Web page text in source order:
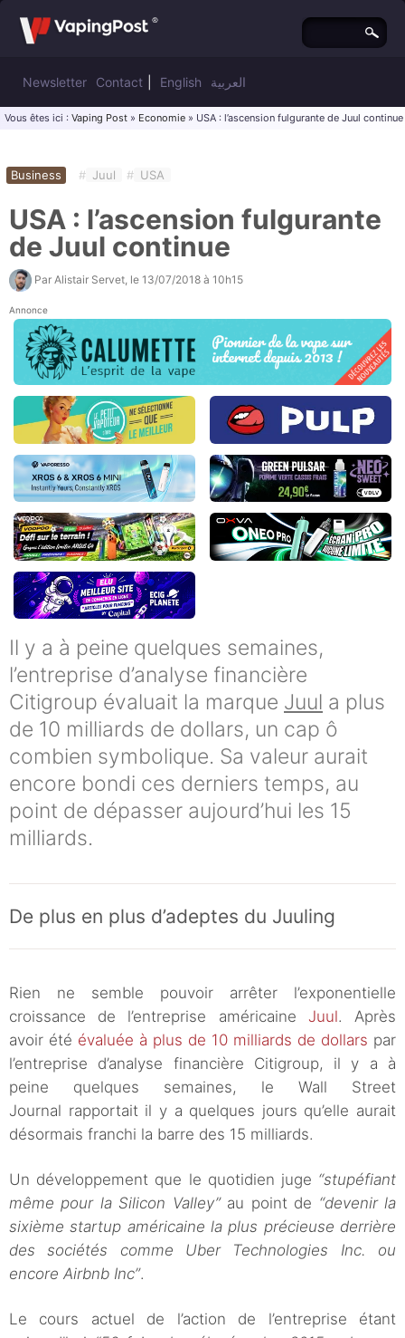
Newsletter Contact English العربية
Vous êtes ici : Vaping Post » Economie » USA : l’ascension fulgurante de Juul continue
Business # Juul # USA
USA : l’ascension fulgurante
de Juul continue
Par Alistair Servet , le 13/07/2018 à 10h15
Annonce
Il y a à peine quelques semaines,
l’entreprise d’analyse financière
Citigroup évaluait la marque Juul a plus
de 10 milliards de dollars, un cap ô
combien symbolique. Sa valeur aurait
encore bondi ces derniers temps, au
point de dépasser aujourd’hui les 15
milliards.
De plus en plus d’adeptes du Juuling
Rien ne semble pouvoir arrêter l’exponentielle
croissance de l’entreprise américaine Juul. Après
avoir été évaluée à plus de 10 milliards de dollars par
l’entreprise d’analyse financière Citigroup, il y a à
peine quelques semaines, le Wall Street
Journal rapportait il y a quelques jours qu’elle aurait
désormais franchi la barre des 15 milliards.
Un développement que le quotidien juge “stupéfiant
même pour la Silicon Valley”au point de “devenir la
sixième startup américaine la plus précieuse derrière
des sociétés comme Uber Technologies Inc. ou
encore Airbnb Inc”.
Le cours actuel de l’action de l’entreprise étant